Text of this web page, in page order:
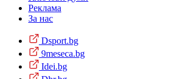
Реклама
За нас
Dsport.bg
9meseca.bg
Idei.bg